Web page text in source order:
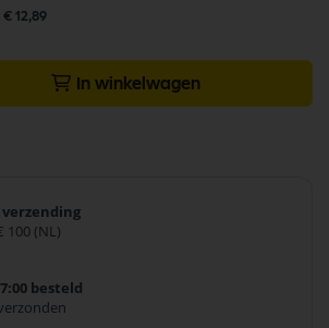
€ 12,89
In winkelwagen
100 (NL)
besteld